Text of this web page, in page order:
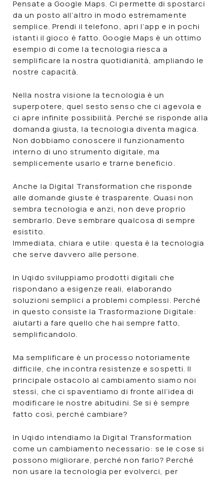
Pensate a Google Maps. Ci permette di spostarci
da un posto all’altro in modo estremamente
semplice. Prendi il telefono, apri l’app e in pochi
istanti il gioco è fatto. Google Maps è un ottimo
esempio di come la tecnologia riesca a
semplificare la nostra quotidianità, ampliando le
nostre capacità.
Nella nostra visione la tecnologia è un
superpotere, quel sesto senso che ci agevola e
ci apre infinite possibilità. Perché se risponde alla
domanda giusta, la tecnologia diventa magica.
Non dobbiamo conoscere il funzionamento
interno di unostrumento digitale, ma
semplicemente usarlo e trarne beneficio.
Anche la Digital Transformation che risponde
alle domande giuste è trasparente. Quasi non
sembra tecnologia e anzi, non deve proprio
sembrarlo. Deve sembrare qualcosa di sempre
esistito.
Immediata, chiara e utile: questa è la tecnologia
che serve davvero allepersone.
In Uqido sviluppiamo prodotti digitali che
rispondano a esigenze reali, elaborando
soluzioni semplici a problemi complessi. Perché
in questo consiste la Trasformazione Digitale:
aiutarti a fare quello che hai sempre fatto,
semplificandolo.
Ma semplificare è un processo notoriamente
difficile, che incontra resistenze e sospetti. Il
principale ostacolo al cambiamento siamo noi
stessi, che ci spaventiamo di fronte all’idea di
modificare le nostre abitudini. Se si è sempre
fatto così, perché cambiare?
In Uqido intendiamo la Digital Transformation
come un cambiamento necessario: se le cose si
possono migliorare, perché non farlo? Perché
non usare la tecnologia per evolverci, per